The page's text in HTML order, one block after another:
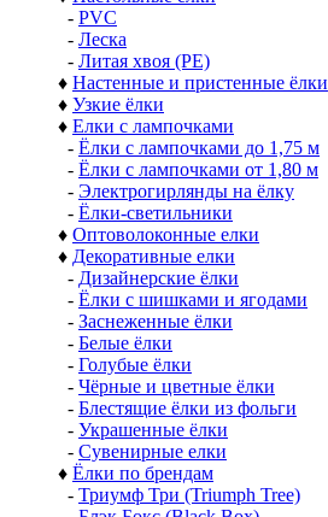
- PVC
- Леска
- Литая хвоя (РЕ)
♦ Настенные и пристенные ёлки
♦ Узкие ёлки
♦ Елки с лампочками
- Ёлки с лампочками до 1,75 м
- Ёлки с лампочками от 1,80 м
- Электрогирлянды на ёлку
- Ёлки-светильники
♦ Оптоволоконные елки
♦ Декоративные елки
- Дизайнерские ёлки
- Ёлки с шишками и ягодами
- Заснеженные ёлки
- Белые ёлки
- Голубые ёлки
- Чёрные и цветные ёлки
- Блестящие ёлки из фольги
- Украшенные ёлки
- Сувенирные елки
♦ Ёлки по брендам
- Триумф Три (Triumph Tree)